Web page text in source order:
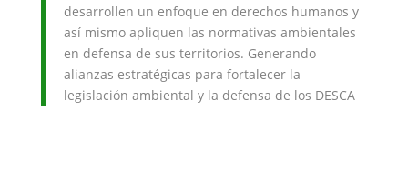
desarrollen un enfoque en derechos humanos y
así mismo apliquen las normativas ambientales
en defensa de sus territorios. Generando
alianzas estratégicas para fortalecer la
legislación ambiental y la defensa de los DESCA